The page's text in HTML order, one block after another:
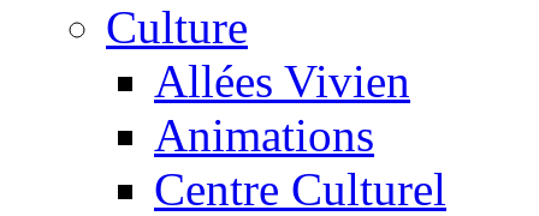
Culture
Allées Vivien
Animations
Centre Culturel